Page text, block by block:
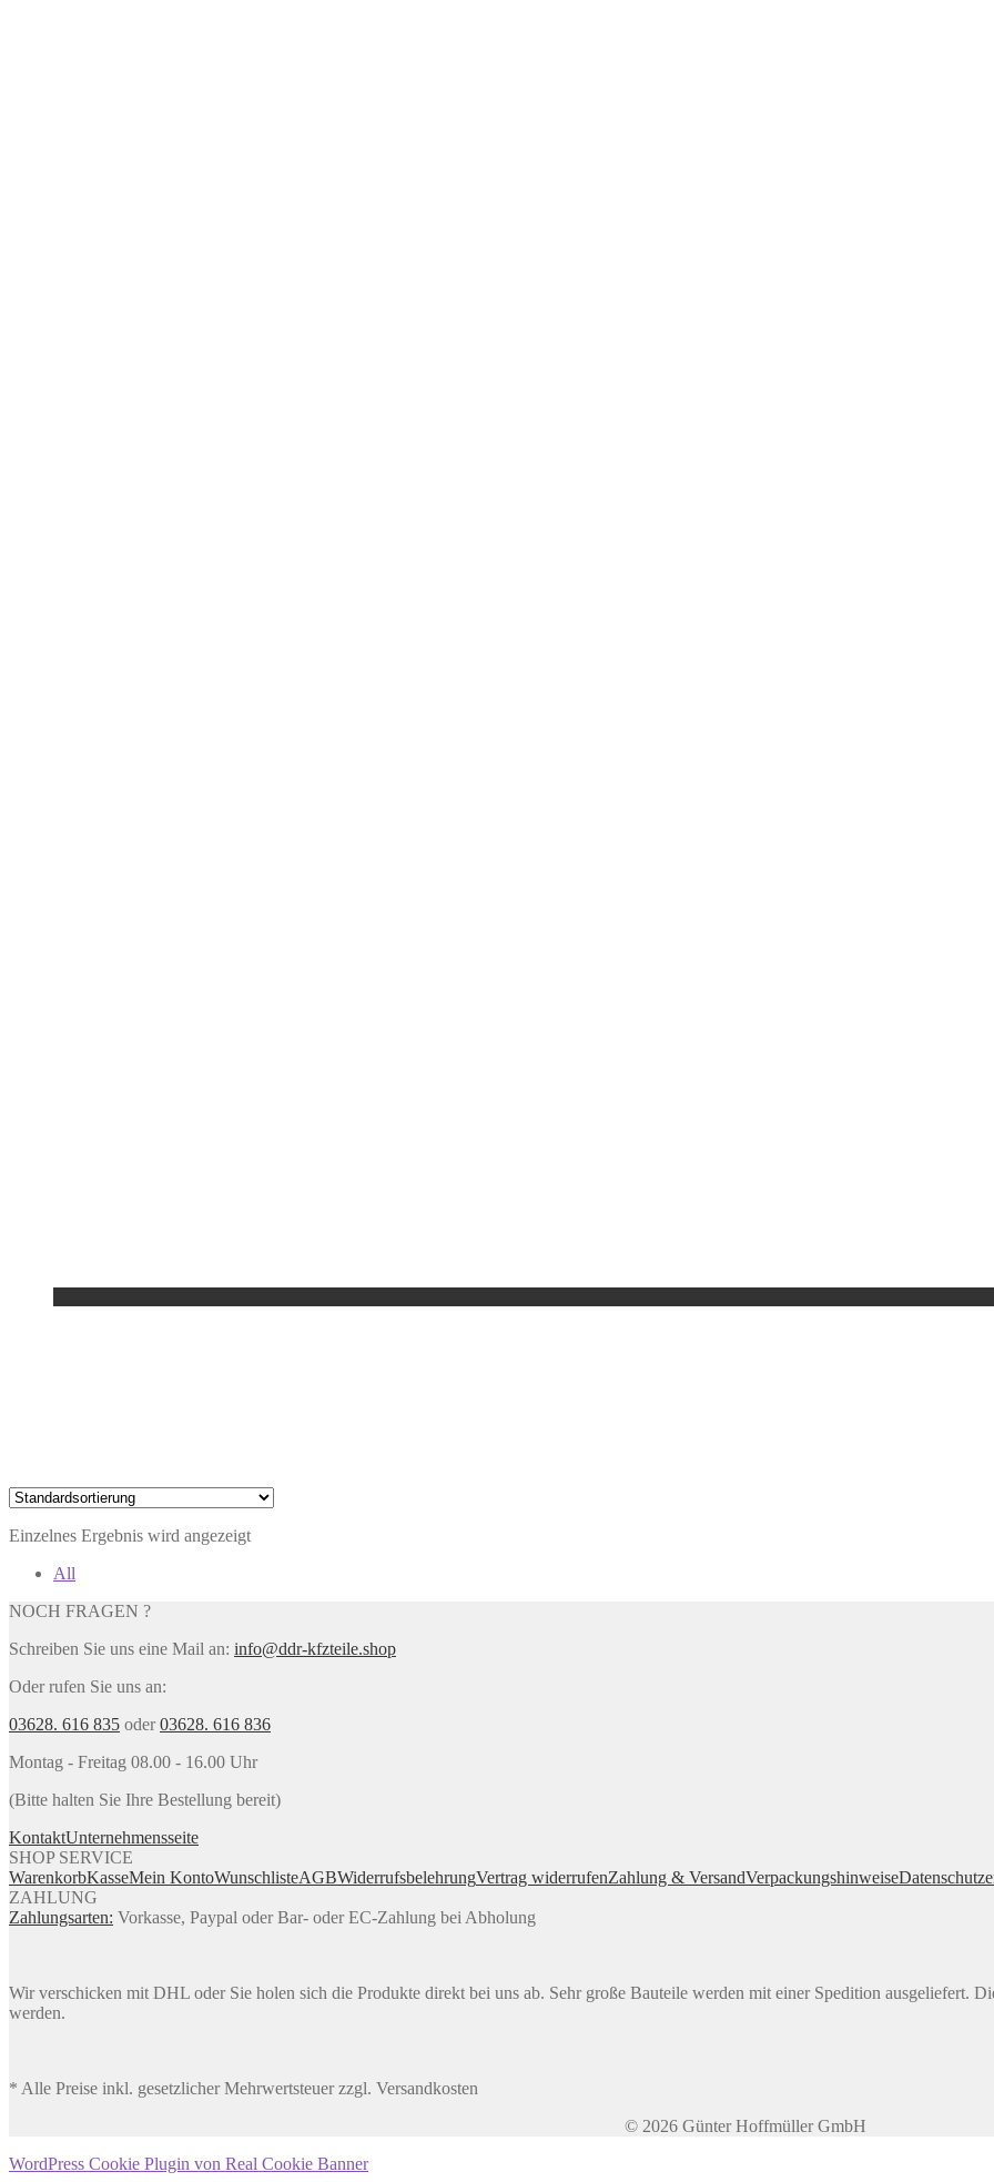
Einzelnes Ergebnis wird angezeigt
All
NOCH FRAGEN ?
Schreiben Sie uns eine Mail an: info@ddr-kfzteile.shop
Oder rufen Sie uns an:
03628. 616 835 oder03628. 616 836
Montag - Freitag 08.00 - 16.00 Uhr
(Bitte halten Sie Ihre Bestellung bereit)
KontaktUnternehmensseite
SHOP SERVICE
WarenkorbKasseMein KontoWunschlisteAGBWiderrufsbelehrungVertrag widerrufenZahlung & VersandVerpackungshinweise
ZAHLUNG
Zahlungsarten: Vorkasse, Paypal oder Bar- oder EC-Zahlung bei Abholung
Wir verschicken mit DHL oder Sie holen sich die Produkte direkt bei uns ab. Sehr große Bauteile werden mit einer Spedition ausgeliefert.
werden.
* Alle Preise inkl. gesetzlicher Mehrwertsteuer zzgl. Versandkosten
© 2026 Günter Hoffmüller GmbH
WordPress Cookie Plugin von Real Cookie Banner